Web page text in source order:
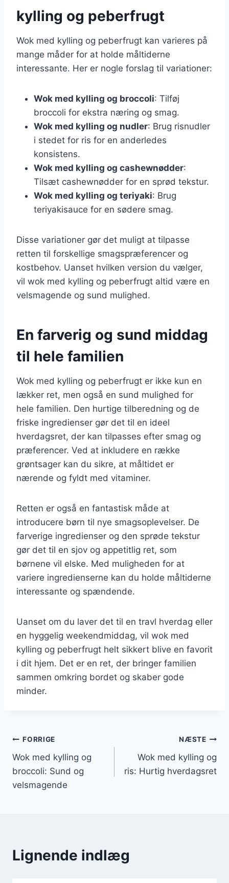
kylling og peberfrugt
Wok med kylling og peberfrugt kan varieres på
mange måder for at holde måltiderne
interessante. Her er nogle forslag til variationer:
Wok med kylling og broccoli: Tilføj
broccoli for ekstra næring og smag.
Wok med kylling og nudler: Brug risnudler
i stedet for ris for en anderledes
konsistens.
Wok med kylling og cashewnødder:
Tilsæt cashewnødder for en sprød tekstur.
Wok med kylling og teriyaki: Brug
teriyakisauce for en sødere smag.
Disse variationer gør det muligt at tilpasse
retten til forskellige smagspræferencer og
kostbehov. Uanset hvilken version du vælger,
vil wok med kylling og peberfrugt altid være en
velsmagende og sund mulighed.
En farverig og sund middag
til hele familien
Wok med kylling og peberfrugt er ikke kun en
lækker ret, men også en sund mulighed for
hele familien. Den hurtige tilberedning og de
friske ingredienser gør det til en ideel
hverdagsret, der kan tilpasses efter smag og
præferencer. Ved at inkludere en række
grøntsager kan du sikre, at måltidet er
nærende og fyldt med vitaminer.
Retten er også en fantastisk måde at
introducere børn til nye smagsoplevelser. De
farverige ingredienser og den sprøde tekstur
gør det til en sjov og appetitlig ret, som
børnene vil elske. Med muligheden for at
variere ingredienserne kan du holde måltiderne
interessante og spændende.
Uanset om du laver det til en travl hverdag eller
en hyggelig weekendmiddag, vil wok med
kylling og peberfrugt helt sikkert blive en favorit
i dit hjem. Det er en ret, der bringer familien
sammen omkring bordet og skaber gode
minder.
Indlægsnavigation
FORRIGE
Wok med kylling og
broccoli: Sund og
velsmagende
NÆSTE
Wok med kylling og
ris: Hurtig hverdagsret
Lignende indlæg